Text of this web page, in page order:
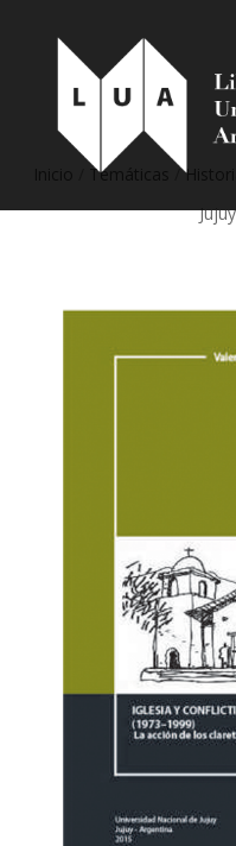
Temáticas /Historia